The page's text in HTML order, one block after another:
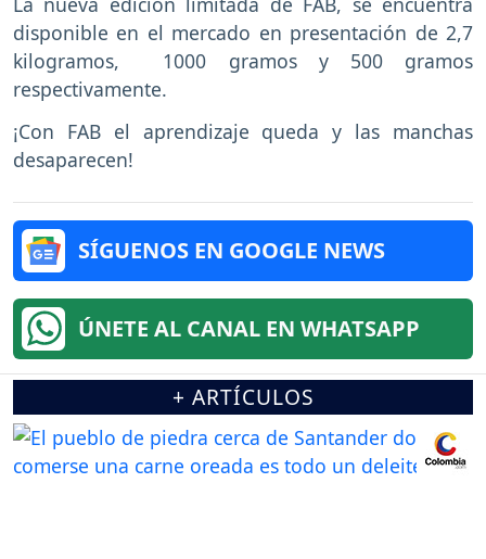
disponible en el mercado en presentación de 2,7
kilogramos, 1000 gramos y 500 gramos
respectivamente.
¡Con FAB el aprendizaje queda y las manchas
desaparecen!
SÍGUENOS EN GOOGLE NEWS
ÚNETE AL CANAL EN WHATSAPP
+ ARTÍCULOS